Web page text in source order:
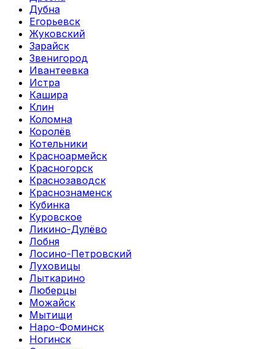
Дубна
Егорьевск
Жуковский
Зарайск
Звенигород
Ивантеевка
Истра
Кашира
Клин
Коломна
Королёв
Котельники
Красноармейск
Красногорск
Краснозаводск
Краснознаменск
Кубинка
Куровское
Ликино-Дулёво
Лобня
Лосино-Петровский
Луховицы
Лыткарино
Люберцы
Можайск
Мытищи
Наро-Фоминск
Ногинск